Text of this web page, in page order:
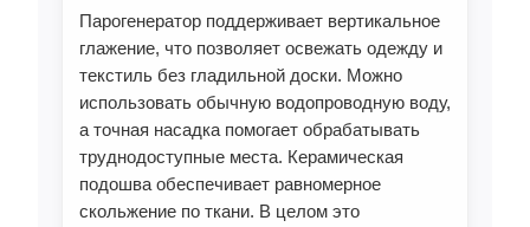
Парогенератор поддерживает вертикальное
глажение, что позволяет освежать одежду и
текстиль без гладильной доски. Можно
использовать обычную водопроводную воду,
а точная насадка помогает обрабатывать
труднодоступные места. Керамическая
подошва обеспечивает равномерное
скольжение по ткани. В целом это